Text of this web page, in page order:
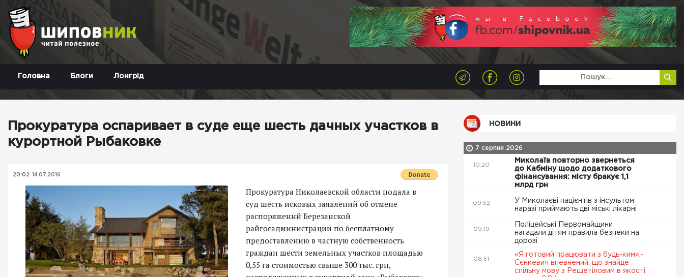
Головна Блоги Лонгрід
Прокуратура оспаривает в суде еще шесть дачных участков в
курортной Рыбаковке
20:02 14.07.2016
Прокуратура Николаевской области подала в
суд шесть исковых заявлений об отмене
распоряжений Березанской
райгосадминистрации по бесплатному
предоставлению в частную собственность
граждан шести земельных участков площадью
0,55 га стоимостью свыше 300 тыс. грн,
НОВИНИ
7 серпня 2026
10:20
Миколаїв повторно звернеться
до Кабміну щодо додаткового
фінансування: місту бракує 1,1
млрд грн
09:52
У Миколаєві пацієнтів з інсультом
наразі приймають дві міські лікарні
09:19
Поліцейські Первомайщини
нагадали дітям правила безпеки на
дорозі
08:51
«Я готовий працювати з будь-ким»,-
Сєнкевич впевнений, що знайде
спільну мову з Решетіловим в якості